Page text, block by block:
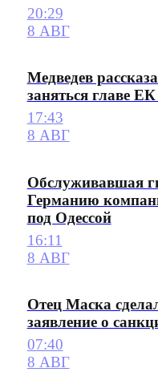
20:29
8 АВГ
Медведев
заняться главе
17:43
8 АВГ
Обслуживавшая
Германию
под Одессой
16:11
8 АВГ
Отец Маска
заявление о
07:40
8 АВГ